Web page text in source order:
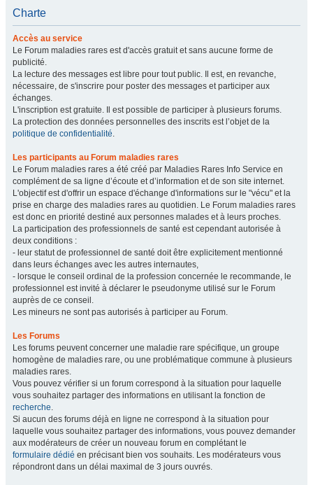
Charte
Accès au service
Le Forum maladies rares est d'accès gratuit et sans aucune forme de
publicité.
La lecture des messages est libre pour tout public. Il est, en revanche,
nécessaire, de s'inscrire pour poster des messages et participer aux
échanges.
L'inscription est gratuite. Il est possible de participer à plusieurs forums.
La protection des données personnelles des inscrits est l’objet de la
politique de confidentialité.
Les participants au Forum maladies rares
Le Forum maladies rares a été créé par Maladies Rares Info Service en
complément de sa ligne d’écoute et d’information et de son site internet.
L'objectif est d'offrir un espace d'échange d'informations sur le "vécu" et la
prise en charge des maladies rares au quotidien. Le Forum maladies rares
est donc en priorité destiné aux personnes malades et à leurs proches.
La participation des professionnels de santé est cependant autorisée à
deux conditions :
- leur statut de professionnel de santé doit être explicitement mentionné
dans leurs échanges avec les autres internautes,
- lorsque le conseil ordinal de la profession concernée le recommande, le
professionnel est invité à déclarer le pseudonyme utilisé sur le Forum
auprès de ce conseil.
Les mineurs ne sont pas autorisés à participer au Forum.
Les Forums
Les forums peuvent concerner une maladie rare spécifique, un groupe
homogène de maladies rare, ou une problématique commune à plusieurs
maladies rares.
Vous pouvez vérifier si un forum correspond à la situation pour laquelle
vous souhaitez partager des informations en utilisant la fonction de
recherche.
Si aucun des forums déjà en ligne ne correspond à la situation pour
laquelle vous souhaitez partager des informations, vous pouvez demander
aux modérateurs de créer un nouveau forum en complétant le
formulaire dédié en précisant bien vos souhaits. Les modérateurs vous
répondront dans un délai maximal de 3 jours ouvrés.